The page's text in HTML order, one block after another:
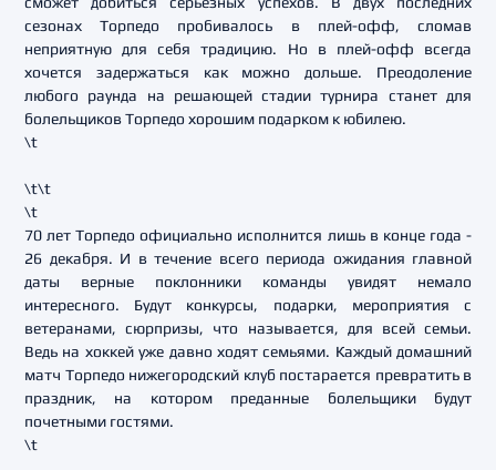
сезонах Торпедо пробивалось в плей-офф, сломав
неприятную для себя традицию. Но в плей-офф всегда
хочется задержаться как можно дольше. Преодоление
любого раунда на решающей стадии турнира станет для
болельщиков Торпедо хорошим подарком к юбилею.
\t
\t\t
\t
70 лет Торпедо официально исполнится лишь в конце года -
26 декабря. И в течение всего периода ожидания главной
даты верные поклонники команды увидят немало
интересного. Будут конкурсы, подарки, мероприятия с
ветеранами, сюрпризы, что называется, для всей семьи.
Ведь на хоккей уже давно ходят семьями. Каждый домашний
матч Торпедо нижегородский клуб постарается превратить в
праздник, на котором преданные болельщики будут
почетными гостями.
\t